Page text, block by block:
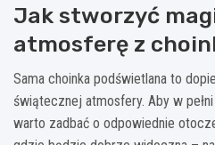
Jak stworzyć
atmosferę z
Sama choinka podświetlana to
świątecznej atmosfery. Aby w
warto zadbać o odpowiednie